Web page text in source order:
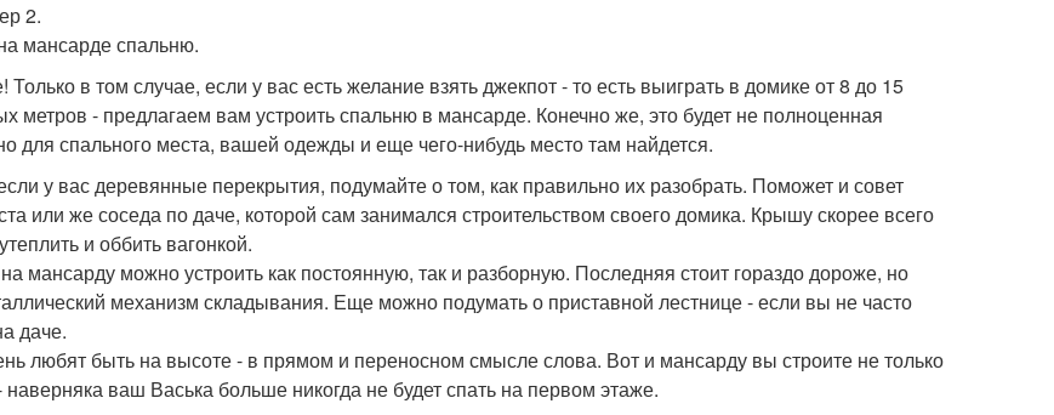
2.
мансарде спальню.
в том случае, если у вас есть желание взять джекпот - то есть выиграть в домике от 8 до 15
метров - предлагаем вам устроить спальню в мансарде. Конечно же, это будет не полноценная
для спального места, вашей одежды и еще чего-нибудь место там найдется.
у вас деревянные перекрытия, подумайте о том, как правильно их разобрать. Поможет и совет
или же соседа по даче, которой сам занимался строительством своего домика. Крышу скорее всего
и оббить вагонкой.
мансарду можно устроить как постоянную, так и разборную. Последняя стоит гораздо дороже, но
механизм складывания. Еще можно подумать о приставной лестнице - если вы не часто
даче.
любят быть на высоте - в прямом и переносном смысле слова. Вот и мансарду вы строите не только
наверняка ваш Васька больше никогда не будет спать на первом этаже.